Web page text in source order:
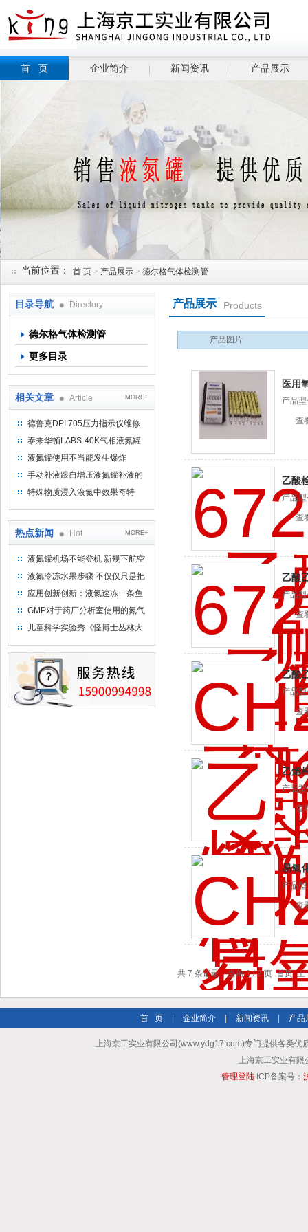
上海京工实业有限公司
首 页 企业简介 新闻资讯 产品展示
当前位置： 首 页 > 产品展示 > 德尔格气体检测管
目录导航 Directory
德尔格气体检测管
更多目录
相关文章 Article MORE+
德鲁克DPI 705压力指示仪维修
泰来华顿LABS-40K气相液氮罐
的使用主要事项及维护
液氮罐使用不当能发生爆炸
手动补液跟自增压液氮罐补液的
区别
特殊物质浸入液氮中效果奇特
热点新闻 Hot MORE+
液氮罐机场不能登机 新规下航空
运输罐能否上飞机
液氮冷冻水果步骤 不仅仅只是把
水果扔到液氮中
应用创新创新：液氮速冻一条鱼
只需15分钟 保持活鲜一整年
GMP对于药厂分析室使用的氮气
钢瓶存放标准
儿童科学实验秀《怪博士丛林大
及
产品展示 Products
产品图片
医用
产品
查
乙酸
产品
查
乙酸
产品
酯检测
查
乙酸
产品
查
乙烯
产品
查
易氧
产品
查
共 7 条记录，当前 1 / 2 页 首页
首 页 企业简介 新闻资讯 产品
上海京工实业有限公司(www.ydg17.com)专门提供各类优
上海京工实业有限
管理登陆ICP备案号：